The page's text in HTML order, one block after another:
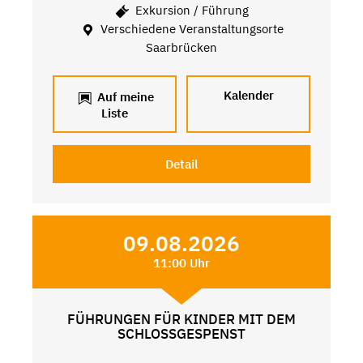
Exkursion / Führung
Verschiedene Veranstaltungsorte
Saarbrücken
Auf meine
Liste
Kalender
Detail
09.08.2026
11:00 Uhr
FÜHRUNGEN FÜR KINDER MIT DEM
SCHLOSSGESPENST